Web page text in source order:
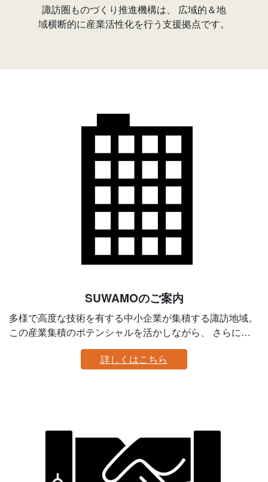
諏訪圏ものづくり推進機構は、 広域的＆地
域横断的に産業活性化を行う支援拠点です。
SUWAMOのご案内
多様で高度な技術を有する中小企業が集積する諏訪地域。
この産業集積のポテンシャルを活かしながら、 さらに高
い付加価値を持つビジネス・産業・ものづくり・技術・サ
ービスなどを実現していこうとする広域的・横断的なもの
詳しくはこちら